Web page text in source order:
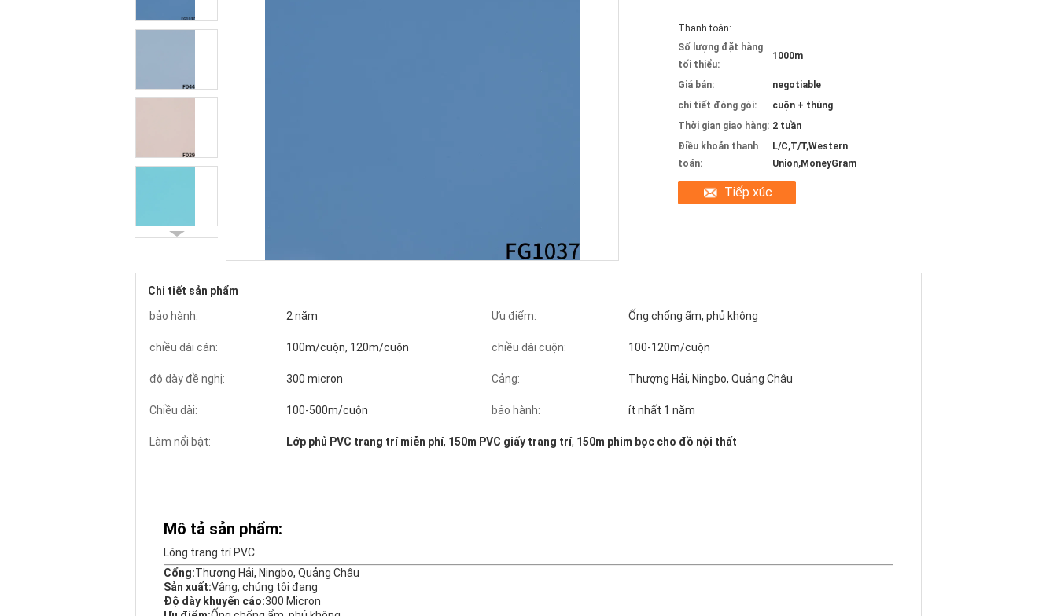
Thanh toán:
Số lượng đặt hàng
tối thiểu:
1000m
Giá bán:
negotiable
chi tiết đóng gói:
cuộn + thùng
Thời gian giao hàng: 2 tuần
Điều khoản thanh
toán:
L/C,T/T,Western
Union,MoneyGram
Tiếp xúc
Chi tiết sản phẩm
bảo hành:
2 năm Ưu điểm: Ống chống ẩm, phủ không
chiều dài cán: 100m/cuộn, 120m/cuộn chiều dài cuộn: 100-120m/cuộn
độ dày đề nghị: 300 micron Cảng: Thượng Hải, Ningbo, Quảng Châu
Chiều dài: 100-500m/cuộn bảo hành: ít nhất 1 năm
Làm nổi bật: Lớp phủ PVC trang trí miễn phí, 150m PVC giấy trang trí, 150m phim bọc cho đồ nội thất
Mô tả sản phẩm:
Lông trang trí PVC
Cổng:Thượng Hải, Ningbo, Quảng Châu
Sản xuất:Vâng, chúng tôi đang
Độ dày khuyến cáo:300 Micron